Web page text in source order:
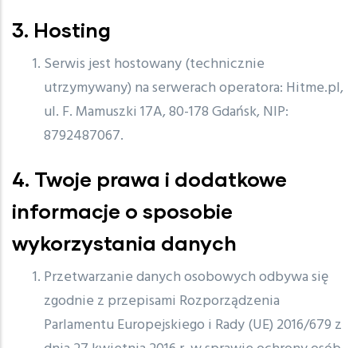
3. Hosting
Serwis jest hostowany (technicznie
utrzymywany) na serwerach operatora: Hitme.pl,
ul. F. Mamuszki 17A, 80-178 Gdańsk, NIP:
8792487067.
4. Twoje prawa i dodatkowe
informacje o sposobie
wykorzystania danych
Przetwarzanie danych osobowych odbywa się
zgodnie z przepisami Rozporządzenia
Parlamentu Europejskiego i Rady (UE) 2016/679 z